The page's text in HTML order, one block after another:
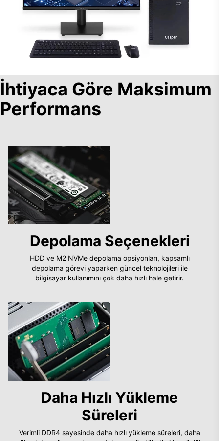
İhtiyaca Göre Maksimum
Performans
Depolama Seçenekleri
HDD ve M2 NVMe depolama opsiyonları, kapsamlı
depolama görevi yaparken güncel teknolojileri ile
bilgisayar kullanımını çok daha hızlı hale getirir.
Daha Hızlı Yükleme
Süreleri
Verimli DDR4 sayesinde daha hızlı yükleme süreleri, daha